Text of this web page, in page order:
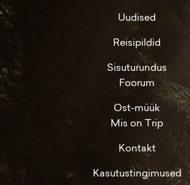
Uudised
Reisipildid
Sisuturundus
Foorum
Ost-müük
Mis on Trip
Kontakt
Kasutustingimused